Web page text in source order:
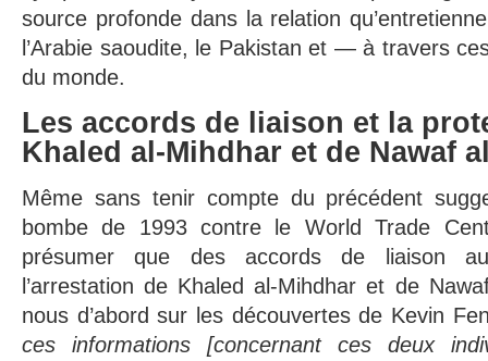
source profonde dans la relation
l’Arabie saoudite, le Pakistan et — à travers
du monde.
Les accords de liaison et la
Khaled al-Mihdhar et de Nawaf
Même sans tenir compte du précédent
bombe de 1993 contre le World Trade
présumer que des accords de liaison
l’arrestation de Khaled al-Mihdhar et de
nous d’abord sur les découvertes de Kevin
ces informations [concernant ces deux